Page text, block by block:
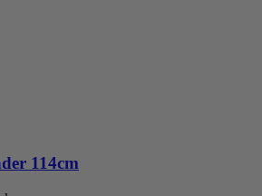
114cm